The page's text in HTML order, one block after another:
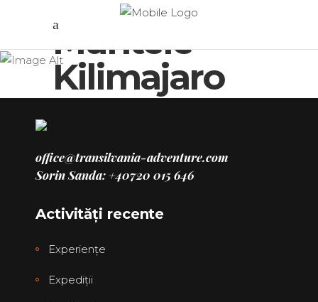
Muntele
Kilimajaro
office@transilvania-adventure.com
Sorin Sanda: +40720 015 646
Activități recente
Experienţe
Expediţii